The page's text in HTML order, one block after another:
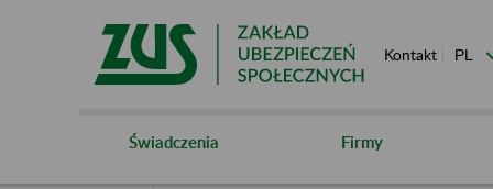
Kontakt
Świadczenia Firmy